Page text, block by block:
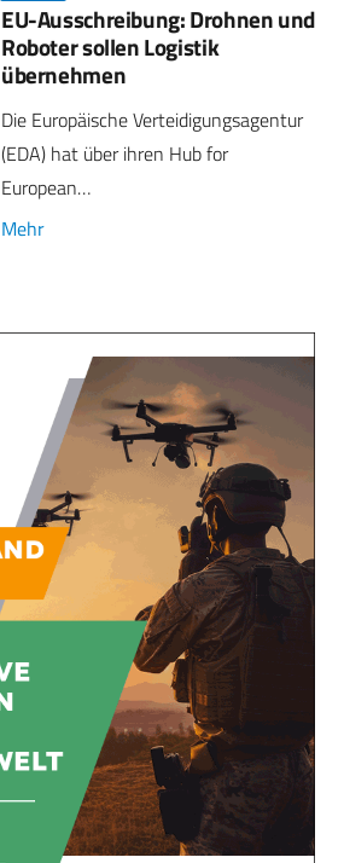
EU-Ausschreibung: Drohnen und
Roboter sollen Logistik
übernehmen
Die Europäische Verteidigungsagentur
(EDA) hat über ihren Hub for
European…
Mehr